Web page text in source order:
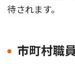
待されます。
市町村職